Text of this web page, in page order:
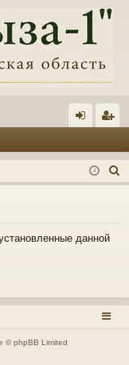
д ис
тр
ия
о
данной
© phpBB Limited